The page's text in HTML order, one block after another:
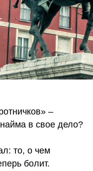
–
в свое дело?
то, о чем
болит.